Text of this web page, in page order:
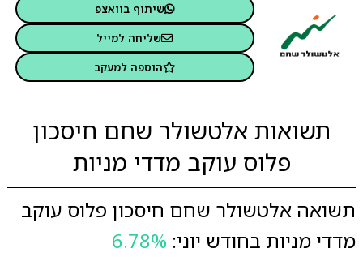
שיתוף בוואצפ
שליחה למייל
הוספה למעקב
תשואות אלטשולר שחם חיסכון
פלוס עוקב מדדי מניות
תשואה אלטשולר שחם חיסכון פלוס עוקב
מדדי מניות בחודש יוני: 6.78%